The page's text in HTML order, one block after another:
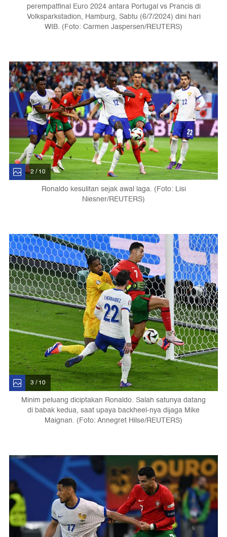
perempatfinal Euro 2024 antara Portugal vs Prancis di
Volksparkstadion, Hamburg, Sabtu (6/7/2024) dini hari
WIB. (Foto: Carmen Jaspersen/REUTERS)
2 / 10
Ronaldo kesulitan sejak awal laga. (Foto: Lisi
Niesner/REUTERS)
3 / 10
Minim peluang diciptakan Ronaldo. Salah satunya datang
di babak kedua, saat upaya backheel-nya dijaga Mike
Maignan. (Foto: Annegret Hilse/REUTERS)